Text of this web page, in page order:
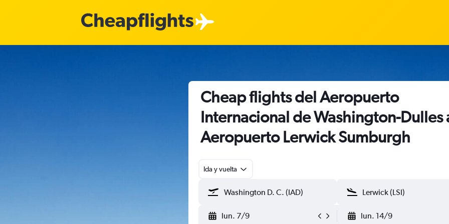
Cheap flights del Aeropuerto
Internacional de Washington-Dulles
Aeropuerto Lerwick Sumburgh
Ida y vuelta
lun. 7/9 lun. 14/9